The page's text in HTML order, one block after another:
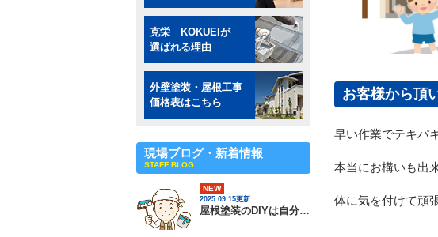
お客様から頂
早い作業でテキパ
本当にお構いも出
体に気を付けて頑
克栄 KOKUEIが
選ばれる理由
外壁塗装・屋根工事
価格表はこちら
現場ブログ・新着情報
STAFF BLOG
NEW
2025.09.15更新
屋根塗装のDIYは自分でできるの？ / 茨城県常総市・坂東市・守谷市・つくば市・境町の外壁塗装＆屋根専門店